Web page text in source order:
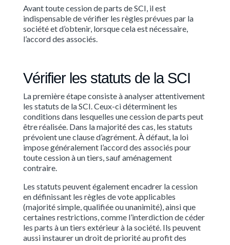
Avant toute cession de parts de SCI, il est
indispensable de vérifier les règles prévues par la
société et d’obtenir, lorsque cela est nécessaire,
l’accord des associés.
Vérifier les statuts de la SCI
La première étape consiste à analyser attentivement
les statuts de la SCI. Ceux-ci déterminent les
conditions dans lesquelles une cession de parts peut
être réalisée. Dans la majorité des cas, les statuts
prévoient une clause d’agrément. À défaut, la loi
impose généralement l’accord des associés pour
toute cession à un tiers, sauf aménagement
contraire.
Les statuts peuvent également encadrer la cession
en définissant les règles de vote applicables
(majorité simple, qualifiée ou unanimité), ainsi que
certaines restrictions, comme l’interdiction de céder
les parts à un tiers extérieur à la société. Ils peuvent
aussi instaurer un droit de priorité au profit des